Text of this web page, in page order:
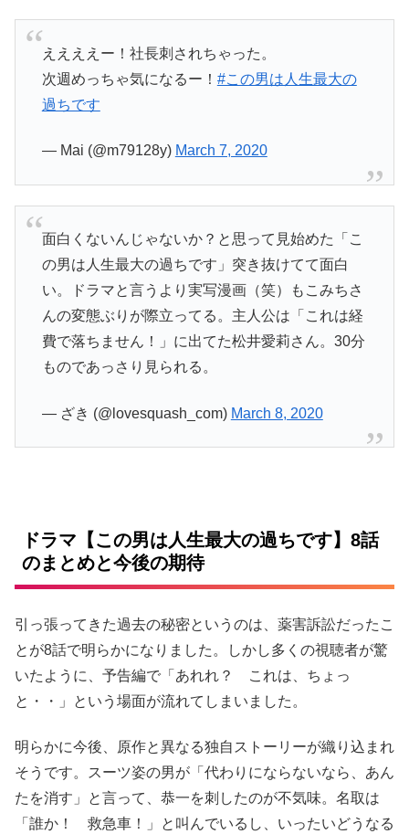
ええええー！社長刺されちゃった。
次週めっちゃ気になるー！ #この男は人生最大の
過ちです
— Mai (@m79128y) March 7, 2020
面白くないんじゃないか？と思って見始めた「こ
の男は人生最大の過ちです」突き抜けてて面白
い。ドラマと言うより実写漫画（笑）もこみちさ
んの変態ぶりが際立ってる。主人公は「これは経
費で落ちません！」に出てた松井愛莉さん。30分
ものであっさり見られる。
— ざき (@lovesquash_com) March 8, 2020
ドラマ【この男は人生最大の過ちです】8話
のまとめと今後の期待
引っ張ってきた過去の秘密というのは、薬害訴訟だったこ
とが8話で明らかになりました。しかし多くの視聴者が驚
いたように、予告編で「あれれ？ これは、ちょっ
と・・」という場面が流れてしまいました。
明らかに今後、原作と異なる独自ストーリーが織り込まれ
そうです。スーツ姿の男が「代わりにならないなら、あん
たを消す」と言って、恭一を刺したのが不気味。名取は
「誰か！ 救急車！」と叫んでいるし、いったいどうなる